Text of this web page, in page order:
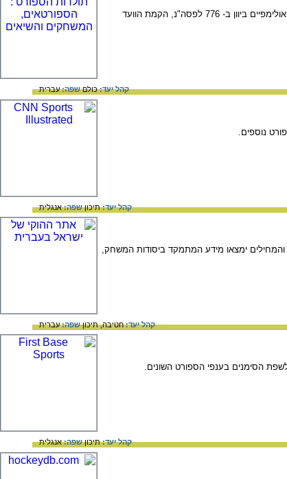
אתר המציג את תולדות משחקי הספורט על ציר זמן. משחק הכדורת, האיגרוף ותחרויות ריצה במצרים, המשחקים האולימפיים ביוון ב- 776 לפסה"נ, הקמת הוועד
קהל יעד:כולםשפה:עברית
קהל יעד:תיכוןשפה:אנגלית
והמחילים ימצאו מידע המתמקד ביסודות המשחק,
קהל יעד:חטיבה,תיכוןשפה:עברית
לשפת הסימנים בענפי הספורט השונים.
קהל יעד:תיכוןשפה:אנגלית